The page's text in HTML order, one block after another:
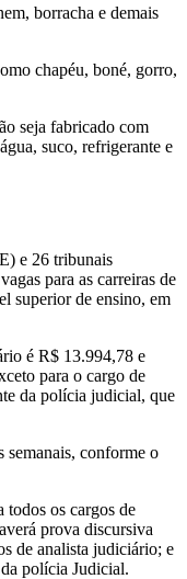
borracha e demais
chapéu, boné, gorro,
seja fabricado com
suco, refrigerante e
e 26 tribunais
para as carreiras de
superior de ensino, em
é R$ 13.994,78 e
para o cargo de
da polícia judicial, que
semanais, conforme o
todos os cargos de
prova discursiva
de analista judiciário; e
polícia Judicial.